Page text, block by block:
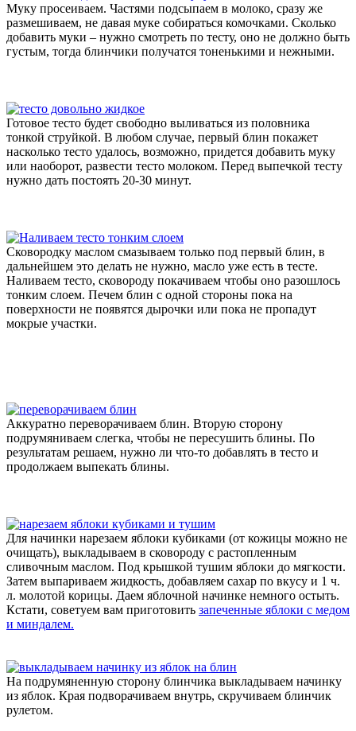
Муку просеиваем. Частями подсыпаем в молоко, сразу же
размешиваем, не давая муке собираться комочками. Сколько
добавить муки – нужно смотреть по тесту, оно не должно быть
густым, тогда блинчики получатся тоненькими и нежными.
Готовое тесто будет свободно выливаться из половника
тонкой струйкой. В любом случае, первый блин покажет
насколько тесто удалось, возможно, придется добавить муку
или наоборот, развести тесто молоком. Перед выпечкой тесту
нужно дать постоять 20-30 минут.
Сковородку маслом смазываем только под первый блин, в
дальнейшем это делать не нужно, масло уже есть в тесте.
Наливаем тесто, сковороду покачиваем чтобы оно разошлось
тонким слоем. Печем блин с одной стороны пока на
поверхности не появятся дырочки или пока не пропадут
мокрые участки.
Аккуратно переворачиваем блин. Вторую сторону
подрумяниваем слегка, чтобы не пересушить блины. По
результатам решаем, нужно ли что-то добавлять в тесто и
продолжаем выпекать блины.
Для начинки нарезаем яблоки кубиками (от кожицы можно не
очищать), выкладываем в сковороду с растопленным
сливочным маслом. Под крышкой тушим яблоки до мягкости.
Затем выпариваем жидкость, добавляем сахар по вкусу и 1 ч.
л. молотой корицы. Даем яблочной начинке немного остыть.
Кстати, советуем вам приготовить запеченные яблоки с медом
и миндалем.
На подрумяненную сторону блинчика выкладываем начинку
из яблок. Края подворачиваем внутрь, скручиваем блинчик
рулетом.